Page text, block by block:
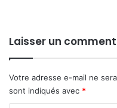
Laisser un
Votre adresse e-mail ne
sont indiqués avec *